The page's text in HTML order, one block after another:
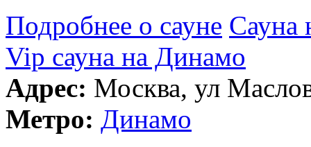
Подробнее о сауне Сауна
Vip сауна на Динамо
Адрес: Москва, ул
Метро: Динамо